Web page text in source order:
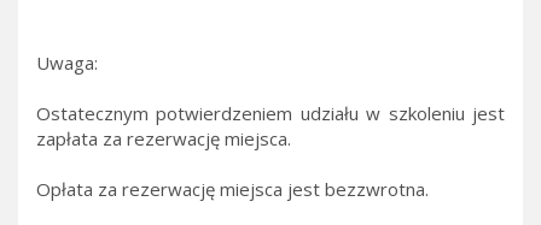
Uwaga:
Ostatecznym potwierdzeniem udziału w szkoleniu jest
zapłata za rezerwację miejsca.
Opłata za rezerwację miejsca jest bezzwrotna.